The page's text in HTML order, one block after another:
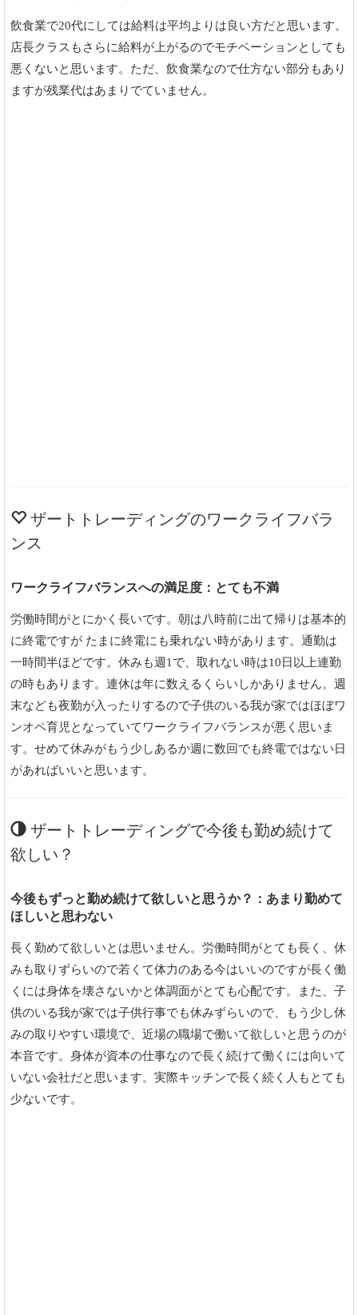
飲食業で20代にしては給料は平均よりは良い方だと思います。
店長クラスもさらに給料が上がるのでモチベーションとしても
悪くないと思います。ただ、飲食業なので仕方ない部分もあり
ますが残業代はあまりでていません。
ザートトレーディングのワークライフバラ
ンス
ワークライフバランスへの満足度：とても不満
労働時間がとにかく長いです。朝は八時前に出て帰りは基本的
に終電ですが たまに終電にも乗れない時があります。通勤は
一時間半ほどです。休みも週1で、取れない時は10日以上連勤
の時もあります。連休は年に数えるくらいしかありません。週
末なども夜勤が入ったりするので子供のいる我が家ではほぼワ
ンオペ育児となっていてワークライフバランスが悪く思いま
す。せめて休みがもう少しあるか週に数回でも終電ではない日
があればいいと思います。
ザートトレーディングで今後も勤め続けて
欲しい？
今後もずっと勤め続けて欲しいと思うか？：あまり勤めて
ほしいと思わない
長く勤めて欲しいとは思いません。労働時間がとても長く、休
みも取りずらいので若くて体力のある今はいいのですが長く働
くには身体を壊さないかと体調面がとても心配です。また、子
供のいる我が家では子供行事でも休みずらいので、もう少し休
みの取りやすい環境で、近場の職場で働いて欲しいと思うのが
本音です。身体が資本の仕事なので長く続けて働くには向いて
いない会社だと思います。実際キッチンで長く続く人もとても
少ないです。